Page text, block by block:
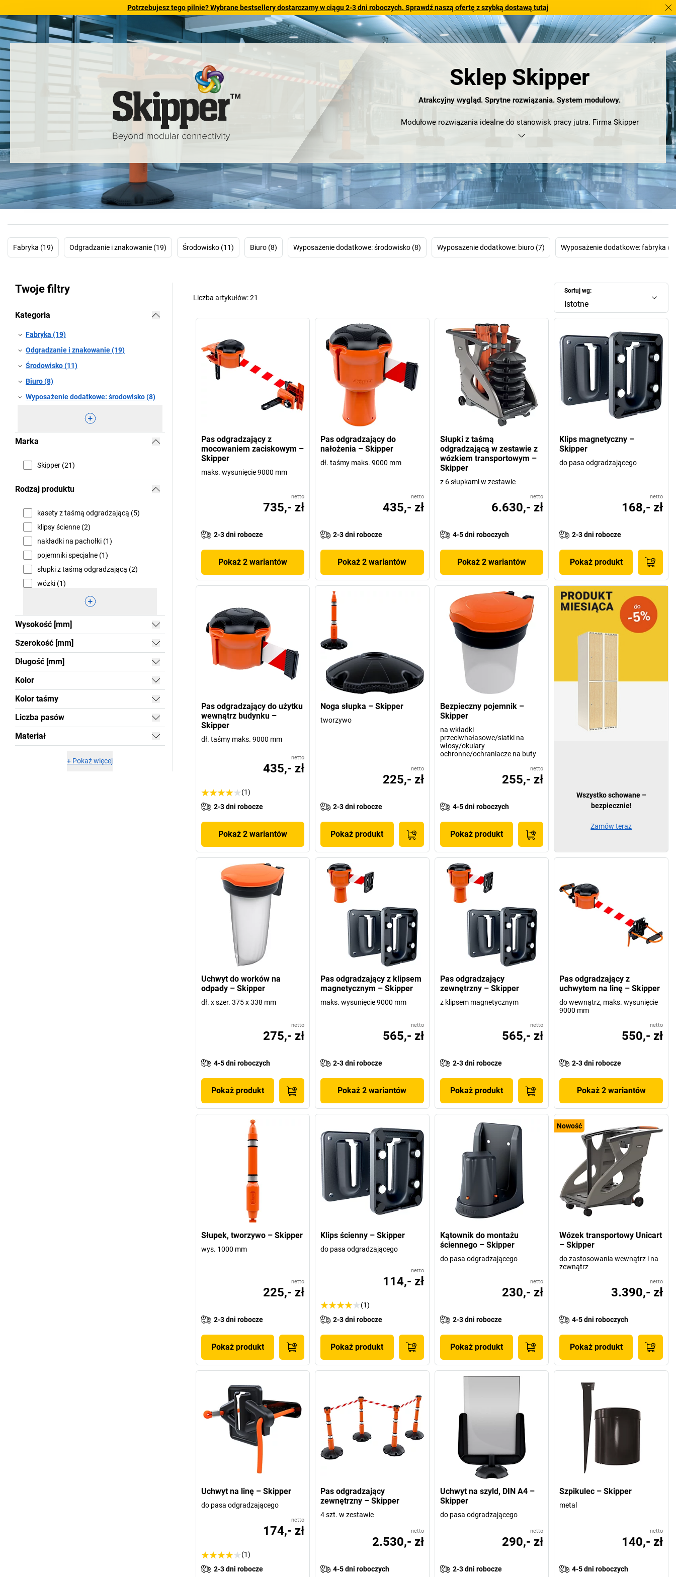
Potrzebujesz tego pilnie? Wybrane bestsellery dostarczamy w ciągu 2-3 dni roboczych. Sprawdź naszą ofertę z szybką dostawą tutaj
Sklep Skipper
Atrakcyjny wygląd. Sprytne rozwiązania. System modułowy.
Modułowe rozwiązania idealne do stanowisk pracy jutra. Firma Skipper
pozwoli stworzyć środowisko pracy gotowe na przyszłe wyzwania. Za naszą
Nasze w pełni nadające się do recyklingu, ekologiczne i prawdziwie modułowe
rozwiązania zostały opracowane dla branż na całym świecie, w tym do
obszarów zewnętrznych i wewnętrznych, na potrzeby zarządzania odpadami i
bezpieczeństwem, kierowania ruchem w miejscach publicznych oraz
czyszczenia i higieny.
środowiskowe.
Dla firm, które patrzą w przyszłość, przyszłość już tu jest.
Fabryka (19) Odgradzanie i znakowanie (19) Środowisko (11) Biuro (8) Wyposażenie dodatkowe: środowisko (8) Wyposażenie dodatkowe: biuro (7) Wyposażenie dodatkowe: fabryka (7)
Twoje filtry
Kategoria
Fabryka (19)
Odgradzanie i znakowanie (19)
Środowisko (11)
Biuro (8)
Wyposażenie dodatkowe: środowisko (8)
Marka
Skipper (21)
Rodzaj produktu
kasety z taśmą odgradzającą (5)
klipsy ścienne (2)
nakładki na pachołki (1)
pojemniki specjalne (1)
słupki z taśmą odgradzającą (2)
wózki (1)
Wysokość [mm]
Szerokość [mm]
Długość [mm]
Kolor
Kolor taśmy
Liczba pasów
Materiał
+ Pokaż więcej
Sortuj wg:
Istotne
Liczba artykułów:21
Pas odgradzający z
mocowaniem zaciskowym –
Skipper
maks. wysunięcie 9000 mm
netto
735,- zł
2-3 dni robocze
Pokaż 2 wariantów
Pas odgradzający do
nałożenia – Skipper
dł. taśmy maks. 9000 mm
netto
435,- zł
2-3 dni robocze
Pokaż 2 wariantów
Słupki z taśmą
odgradzającą w zestawie z
wózkiem transportowym –
Skipper
z 6 słupkami w zestawie
netto
6.630,- zł
4-5 dni roboczych
Pokaż 2 wariantów
Klips magnetyczny –
Skipper
do pasa odgradzającego
netto
168,- zł
2-3 dni robocze
Pokaż produkt
Pas odgradzający do użytku
wewnątrz budynku –
Skipper
dł. taśmy maks. 9000 mm
netto
435,- zł
(1)
2-3 dni robocze
Pokaż 2 wariantów
Noga słupka – Skipper
tworzywo
netto
225,- zł
2-3 dni robocze
Pokaż produkt
Bezpieczny pojemnik –
Skipper
na wkładki
przeciwhałasowe/siatki na
włosy/okulary
ochronne/ochraniacze na buty
netto
255,- zł
4-5 dni roboczych
Pokaż produkt
Uchwyt do worków na
odpady – Skipper
dł. x szer. 375 x 338 mm
netto
275,- zł
4-5 dni roboczych
Pokaż produkt
Pas odgradzający z klipsem
magnetycznym – Skipper
maks. wysunięcie 9000 mm
netto
565,- zł
2-3 dni robocze
Pokaż 2 wariantów
Pas odgradzający
zewnętrzny – Skipper
z klipsem magnetycznym
netto
565,- zł
2-3 dni robocze
Pokaż produkt
Pas odgradzający z
uchwytem na linę – Skipper
do wewnątrz, maks. wysunięcie
9000 mm
netto
550,- zł
2-3 dni robocze
Pokaż 2 wariantów
Słupek, tworzywo – Skipper
wys. 1000 mm
netto
225,- zł
2-3 dni robocze
Pokaż produkt
Klips ścienny – Skipper
do pasa odgradzającego
netto
114,- zł
(1)
2-3 dni robocze
Pokaż produkt
Kątownik do montażu
ściennego – Skipper
do pasa odgradzającego
netto
230,- zł
2-3 dni robocze
Pokaż produkt
Nowość
Wózek transportowy Unicart
– Skipper
do zastosowania wewnątrz i na
zewnątrz
netto
3.390,- zł
4-5 dni roboczych
Pokaż produkt
Uchwyt na linę – Skipper
do pasa odgradzającego
netto
174,- zł
(1)
2-3 dni robocze
Pas odgradzający
zewnętrzny – Skipper
4 szt. w zestawie
netto
2.530,- zł
4-5 dni roboczych
Uchwyt na szyld, DIN A4 –
Skipper
do pasa odgradzającego
netto
290,- zł
2-3 dni robocze
Szpikulec – Skipper
metal
netto
140,- zł
4-5 dni roboczych
Wszystko schowane –
bezpiecznie!
Zamów teraz